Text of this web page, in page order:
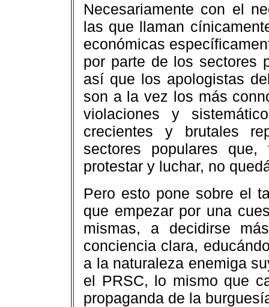
Necesariamente con el
las que llaman
económicas
por parte de los sectores
así que los apologistas
son a la vez los más
violaciones y
crecientes y brutales
sectores populares
protestar y luchar, no
Pero esto pone sobre el
que empezar por una
mismas, a decidirse
conciencia clara,
a la naturaleza enemiga
el PRSC, lo mismo que
propaganda de la